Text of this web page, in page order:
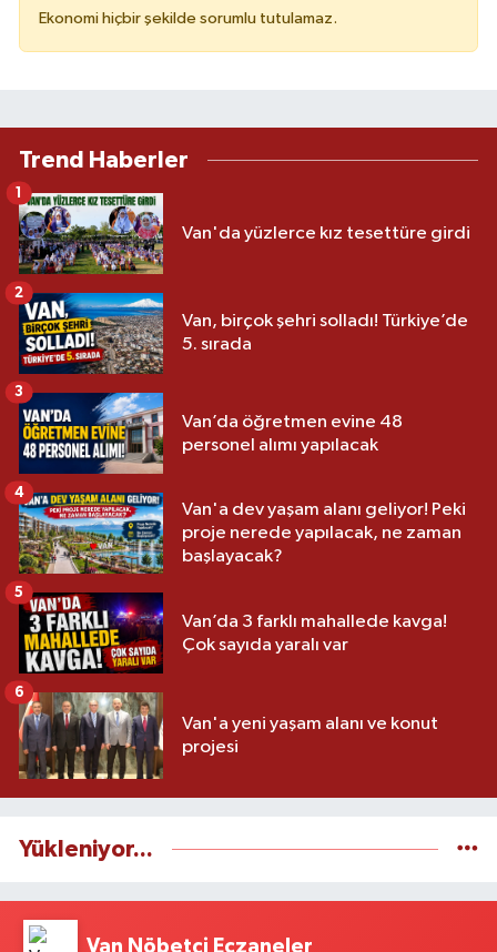
Ekonomi hiçbir şekilde sorumlu tutulamaz.
Trend Haberler
Van'da yüzlerce kız tesettüre girdi
1
Van, birçok şehri solladı! Türkiye’de
5. sırada
2
Van’da öğretmen evine 48
personel alımı yapılacak
3
Van'a dev yaşam alanı geliyor! Peki
proje nerede yapılacak, ne zaman
başlayacak?
4
Van’da 3 farklı mahallede kavga!
Çok sayıda yaralı var
5
Van'a yeni yaşam alanı ve konut
projesi
6
Yükleniyor...
Van Nöbetçi Eczaneler